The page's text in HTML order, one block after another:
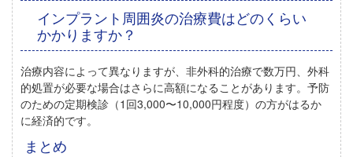
インプラント周囲炎の治療費はどのくらい
かかりますか？
治療内容によって異なりますが、非外科的治療で数万円、外科
的処置が必要な場合はさらに高額になることがあります。予防
のための定期検診（1回3,000〜10,000円程度）の方がはるか
に経済的です。
まとめ